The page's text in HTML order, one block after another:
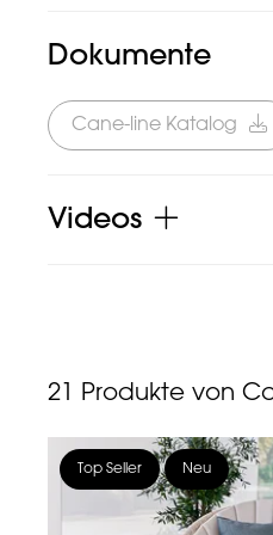
Dokumente
Cane-line Katalog
Videos
21 Produkte von
Top Seller Neu